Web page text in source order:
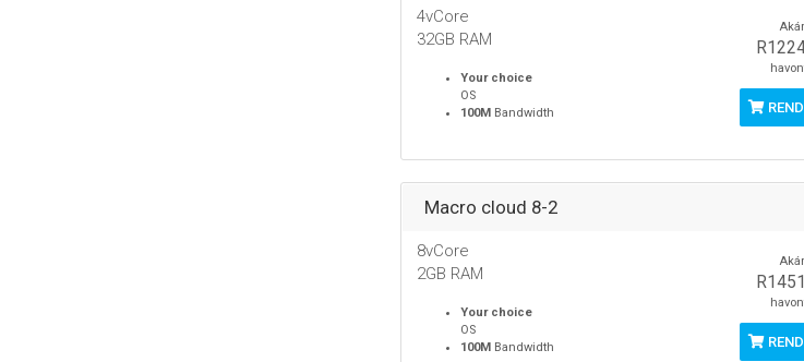
4vCore
32GB RAM
Your choice
OS
100M Bandwidth
Akár
Macro cloud 8-2
8vCore
2GB RAM
Your choice
OS
100M Bandwidth
Akár